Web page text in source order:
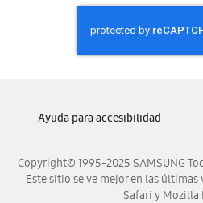
Samsung
Samsung
Samsung
Samsung
Copyright© 1995-2025 SAMSUNG
Este sitio se ve mejor en las últimas
Safari y Mozilla
Ayuda para accesibilidad